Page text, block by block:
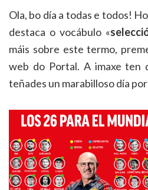
Ola, bo día a todas e todos!
destaca o vocábulo «
máis sobre este termo,
web do Portal. A imaxe ten
teñades un marabilloso día